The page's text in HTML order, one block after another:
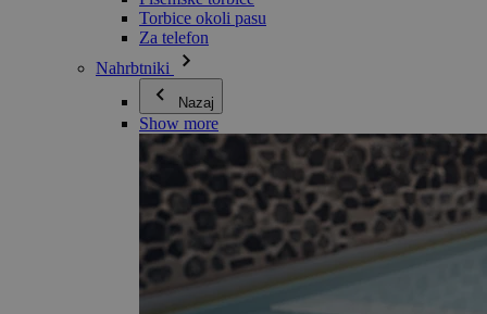
Torbice okoli pasu
Za telefon
Nahrbtniki
Nazaj
Show more